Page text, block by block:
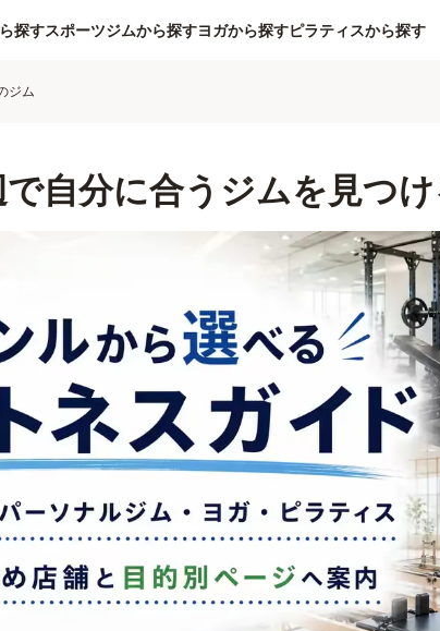
探すスポーツジムから探すヨガから探すピラティスから探す
ジム
自分に合うジムを見つけ